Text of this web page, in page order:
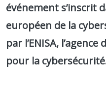
événement s’inscrit
européen de la
par l’ENISA,
pour la